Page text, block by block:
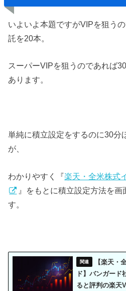
いよいよ本題ですがVIPを狙う
託を20本。
スーパーVIPを狙うのであれば
あります。
単純に積立設定をするのに30分
が、
わかりやすく『楽天・全米株式
』をもとに積立設定方法を画
す。
【楽天・
ド】バンガード
ると評判の楽天